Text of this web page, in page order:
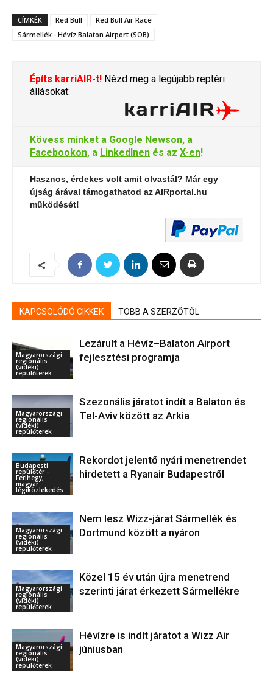
CÍMKÉK Red Bull
Red Bull Air Race
Sármellék - Hévíz Balaton Airport (SOB)
Építs karriAIR-t! Nézd meg a legújabb reptéri
állásokat:
Kövess minket a Google Newson, a
Facebookon, a LinkedInen és az X-en!
Hasznos, érdekes volt amit olvastál? Már egy
újság árával támogathatod az AIRportal.hu
működését!
KAPCSOLÓDÓ CIKKEK TÖBB A SZERZŐTŐL
Magyarországi
regionális
(vidéki)
repülőterek
Lezárult a Hévíz–Balaton Airport
fejlesztési programja
Magyarországi
regionális
(vidéki)
repülőterek
Szezonális járatot indít a Balaton és
Tel-Aviv között az Arkia
Budapesti
repülőtér -
Ferihegy,
magyar
légiközlekedés
Rekordot jelentő nyári menetrendet
hirdetett a Ryanair Budapestről
Magyarországi
regionális
(vidéki)
repülőterek
Nem lesz Wizz-járat Sármellék és
Dortmund között a nyáron
Magyarországi
regionális
(vidéki)
repülőterek
Közel 15 év után újra menetrend
szerinti járat érkezett Sármellékre
Magyarországi
regionális
(vidéki)
repülőterek
Hévízre is indít járatot a Wizz Air
júniusban